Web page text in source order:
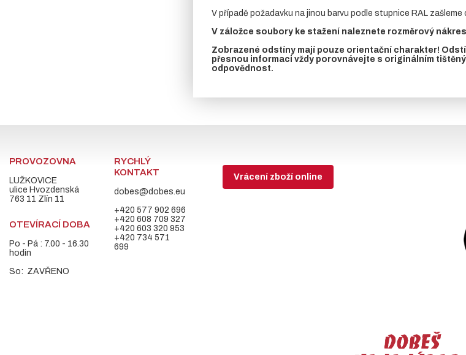
V případě požadavku na jinou barvu podle stupnice RAL zašleme
V záložce soubory ke stažení naleznete rozměrový
Zobrazené odstíny mají pouze orientační charakter!
přesnou informaci vždy porovnávejte s originálním
odpovědnost.
PROVOZOVNA
LUŽKOVICE
ulice Hvozdenská
763 11 Zlín 11
OTEVÍRACÍ DOBA
Po - Pá : 7.00 - 16.30
hodin
So: ZAVŘENO
RYCHLÝ
KONTAKT
dobes@dobes.eu
+420 577 902 696
+420 608 709 327
+420 603 320 953
+420 734 571
699
Vrácení zboží online